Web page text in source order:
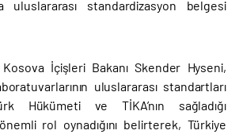
uluslararası standardizasyon belgesi
İçişleri Bakanı Skender Hyseni,
uluslararası standartları
Hükümeti ve TİKA’nın sağladığı
rol oynadığını belirterek, Türkiye